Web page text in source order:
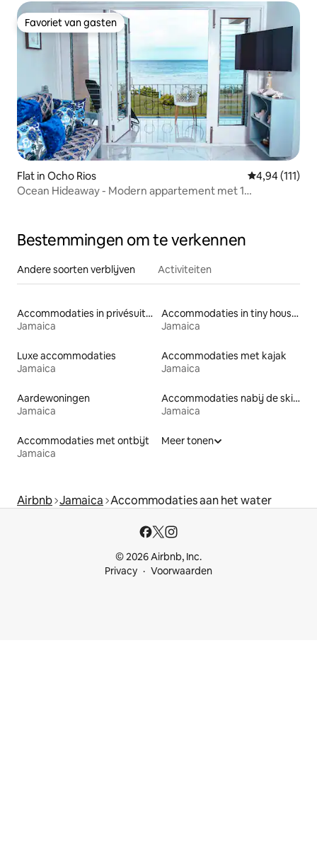
Favoriet van gasten
Favoriet van gasten
Flat in Ocho Rios Gemiddelde
4,94 (111)
Ocean Hideaway - Modern appartement met 1
Bestemmingen om te verkennen
Andere soorten verblijven Activiteiten
Accommodaties in privésuites
Jamaica
Accommodaties in tiny houses
Jamaica
Luxe accommodaties
Jamaica
Accommodaties met kajak
Jamaica
Aardewoningen
Jamaica
Accommodaties nabij de skipiste
Jamaica
Accommodaties met ontbijt
Jamaica
Meer tonen
Airbnb Jamaica Accommodaties aan het water
© 2026 Airbnb, Inc.
Privacy
Voorwaarden